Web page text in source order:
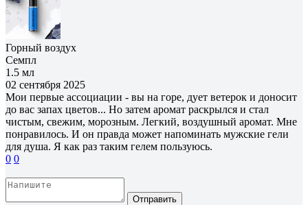
Горный воздух
Семпл
1.5 мл
02 сентября 2025
Мои первые ассоциации - вы на горе, дует ветерок и доносит
до вас запах цветов... Но затем аромат раскрылся и стал
чистым, свежим, морозным. Легкий, воздушный аромат. Мне
понравилось. И он правда может напоминать мужские гели
для душа. Я как раз таким гелем пользуюсь.
0 0
Отправить